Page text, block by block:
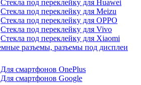
Стекла под переклейку для Huawei
Стекла под переклейку для Meizu
Стекла под переклейку для OPPO
Стекла под переклейку для Vivo
Стекла под переклейку для Xiaomi
разъемы, разъемы под дисплеи
Для смартфонов OnePlus
Для смартфонов Google